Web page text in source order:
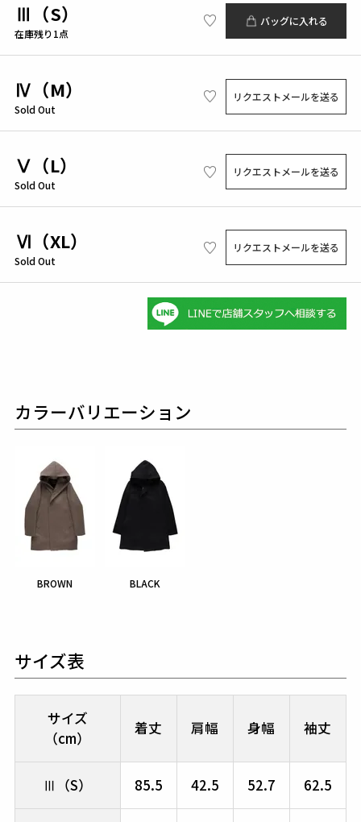
Ⅲ（S）
在庫残り1点
バッグに入れる
Ⅳ（M）
Sold Out
リクエストメールを送る
Ⅴ（L）
Sold Out
リクエストメールを送る
Ⅵ（XL）
Sold Out
リクエストメールを送る
カラーバリエーション
BROWN BLACK
サイズ表
サイズ
（cm）
着丈 肩幅 身幅 袖丈
Ⅲ（S） 85.5 42.5 52.7 62.5